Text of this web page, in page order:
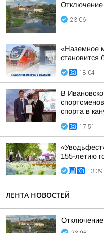
Отключение
23:06
«Наземное
становится
18:04
В
спорта в
17:51
155-летию
13:39
ЛЕНТА НОВОСТЕЙ
Отключение